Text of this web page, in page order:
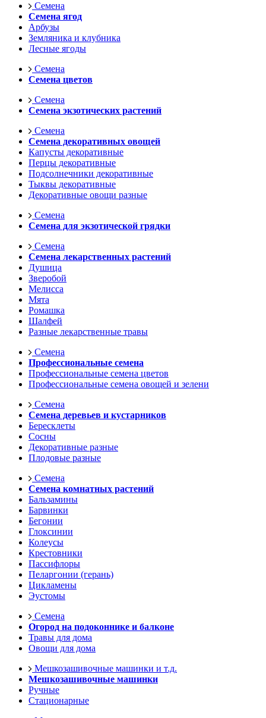
Семена
Семена ягод
Арбузы
Земляника и клубника
Лесные ягоды
Семена
Семена цветов
Семена
Семена экзотических растений
Семена
Семена декоративных овощей
Капусты декоративные
Перцы декоративные
Подсолнечники декоративные
Тыквы декоративные
Декоративные овощи разные
Семена
Семена для экзотической грядки
Семена
Семена лекарственных растений
Душица
Зверобой
Мелисса
Мята
Ромашка
Шалфей
Разные лекарственные травы
Семена
Профессиональные семена
Профессиональные семена цветов
Профессиональные семена овощей и зелени
Семена
Семена деревьев и кустарников
Бересклеты
Сосны
Декоративные разные
Плодовые разные
Семена
Семена комнатных растений
Бальзамины
Барвинки
Бегонии
Глоксинии
Колеусы
Крестовники
Пассифлоры
Пеларгонии (герань)
Цикламены
Эустомы
Семена
Огород на подоконнике и балконе
Травы для дома
Овощи для дома
Мешкозашивочные машинки и т.д.
Мешкозашивочные машинки
Ручные
Стационарные